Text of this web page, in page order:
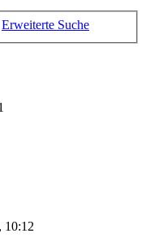
Erweiterte Suche
10:12